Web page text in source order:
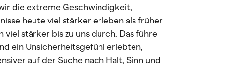
die extreme Geschwindigkeit,
heute viel stärker erleben als früher
stärker bis zu uns durch. Das führe
ein Unsicherheitsgefühl erlebten,
auf der Suche nach Halt, Sinn und